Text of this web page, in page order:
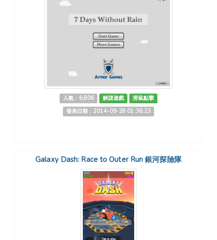
人氣：6,806 解謎遊戲
滑鼠點擊
發表日期：2014-09-28 01:36:23
Galaxy Dash: Race to Outer Run 銀河探險隊